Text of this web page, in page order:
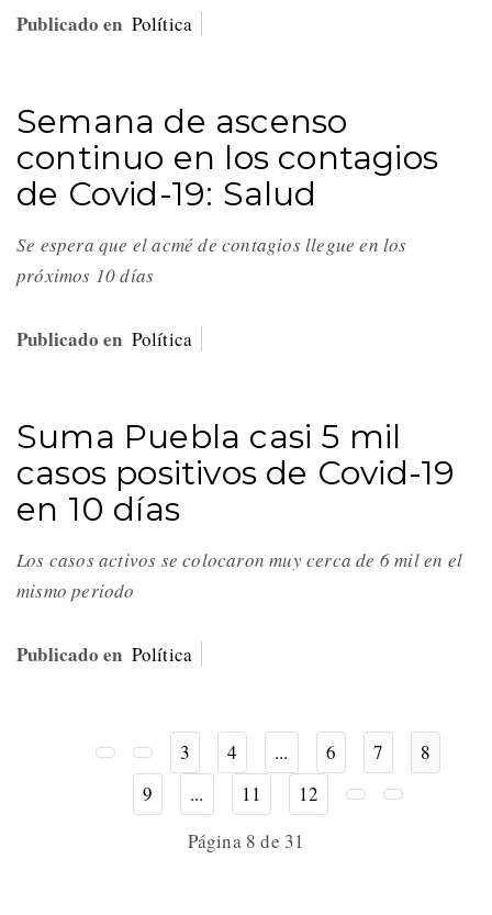
Publicado en Política
Semana de ascenso
continuo en los contagios
de Covid-19: Salud
Se espera que el acmé de contagios llegue en los
próximos 10 días
Publicado en Política
Suma Puebla casi 5 mil
casos positivos de Covid-19
en 10 días
Los casos activos se colocaron muy cerca de 6 mil en el
mismo periodo
Publicado en Política
3 4 ... 6 7
8
9
... 11
12
Página 8 de 31